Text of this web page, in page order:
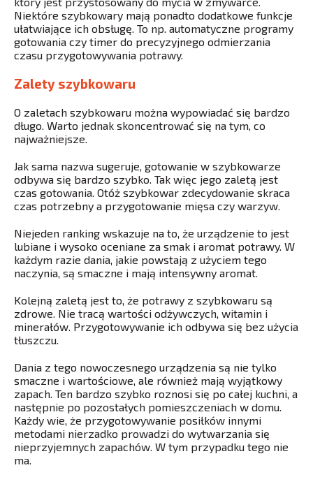
Niektóre szybkowary mają ponadto dodatkowe funkcje
ułatwiające ich obsługę. To np. automatyczne programy
gotowania czy timer do precyzyjnego odmierzania
czasu przygotowywania potrawy.
Zalety szybkowaru
O zaletach szybkowaru można wypowiadać się bardzo
długo. Warto jednak skoncentrować się na tym, co
najważniejsze.
Jak sama nazwa sugeruje, gotowanie w szybkowarze
odbywa się bardzo szybko. Tak więc jego zaletą jest
czas gotowania. Otóż szybkowar zdecydowanie skraca
czas potrzebny a przygotowanie mięsa czy warzyw.
Niejeden ranking wskazuje na to, że urządzenie to jest
lubiane i wysoko oceniane za smak i aromat potrawy. W
każdym razie dania, jakie powstają z użyciem tego
naczynia, są smaczne i mają intensywny aromat.
Kolejną zaletą jest to, że potrawy z szybkowaru są
zdrowe. Nie tracą wartości odżywczych, witamin i
minerałów. Przygotowywanie ich odbywa się bez użycia
tłuszczu.
Dania z tego nowoczesnego urządzenia są nie tylko
smaczne i wartościowe, ale również mają wyjątkowy
zapach. Ten bardzo szybko roznosi się po całej kuchni, a
następnie po pozostałych pomieszczeniach w domu.
Każdy wie, że przygotowywanie posiłków innymi
metodami nierzadko prowadzi do wytwarzania się
nieprzyjemnych zapachów. W tym przypadku tego nie
ma.